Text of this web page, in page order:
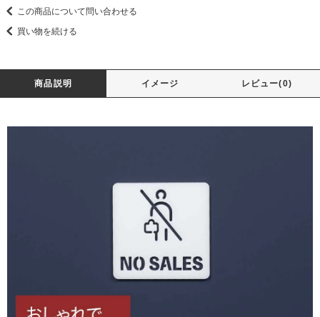
この商品について問い合わせる
買い物を続ける
商品説明 イメージ レビュー(0)